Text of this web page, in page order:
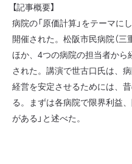
【記事概要】
病院の「原価計算」をテーマ
開催された。松阪市民病院（
ほか、4つの病院の担当者か
された。講演で世古口氏は、
経営を安定させるためには、
る。まずは各病院で限界利益
がある」と述べた。